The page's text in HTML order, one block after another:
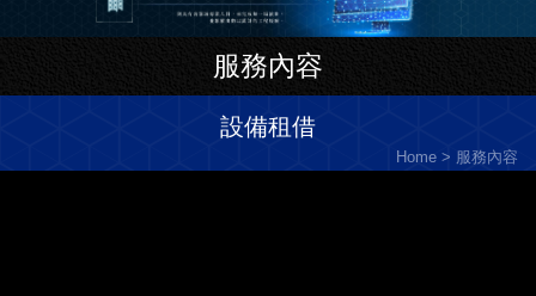
服務內容
設備租借
Home 服務內容